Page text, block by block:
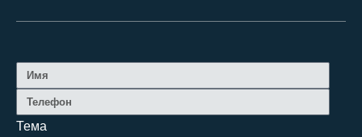
Тема